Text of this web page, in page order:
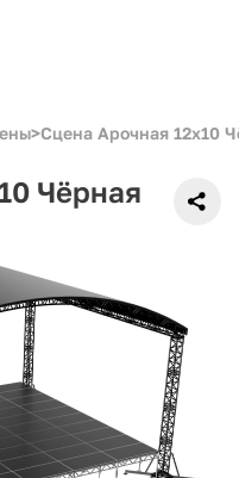
>Сцена Арочная 12x10
Чёрная